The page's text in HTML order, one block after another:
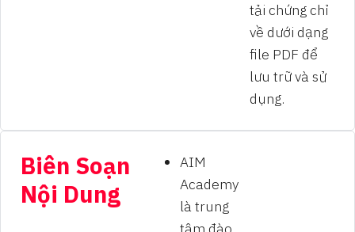
tải chứng chỉ
về dưới dạng
file PDF để
lưu trữ và sử
dụng.
Biên Soạn
Nội Dung
AIM
Academy
là trung